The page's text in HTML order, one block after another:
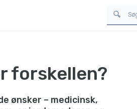
forskellen?
ønsker – medicinsk,